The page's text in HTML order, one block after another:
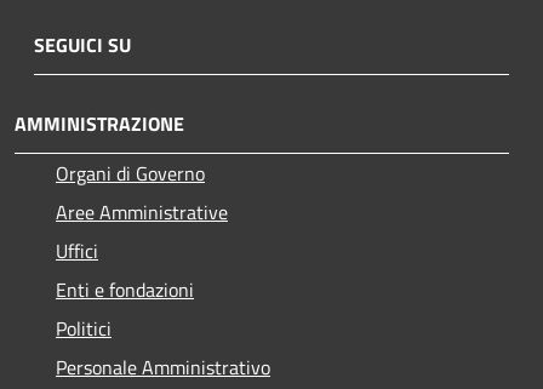
SEGUICI SU
AMMINISTRAZIONE
Organi di Governo
Aree Amministrative
Uffici
Enti e fondazioni
Politici
Personale Amministrativo